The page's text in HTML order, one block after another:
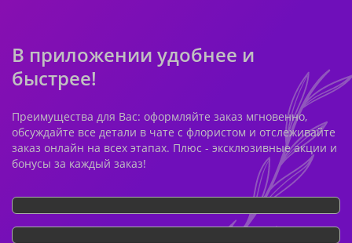
В приложении удобнее и
быстрее!
Преимущества для Вас: оформляйте заказ мгновенно,
обсуждайте все детали в чате с флористом и отслеживайте
заказ онлайн на всех этапах. Плюс - эксклюзивные акции и
бонусы за каждый заказ!